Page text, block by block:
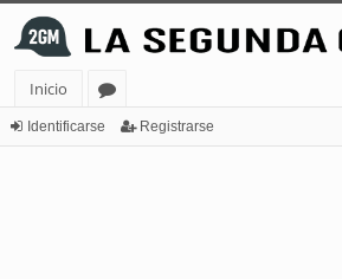
Inicio
or
Identificarse Registrarse